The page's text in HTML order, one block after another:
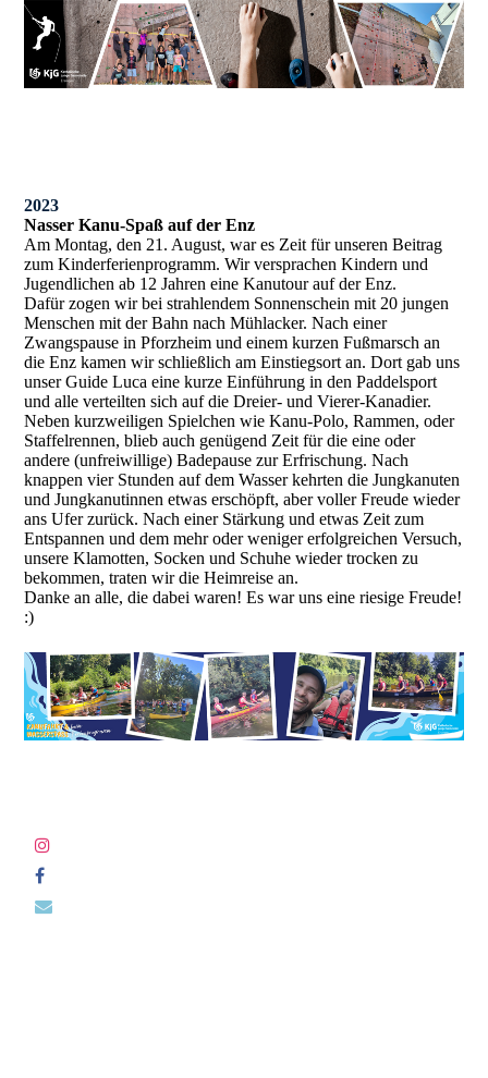
2023
Nasser Kanu-Spaß auf der Enz
Am Montag, den 21. August, war es Zeit für unseren Beitrag
zum Kinderferienprogramm. Wir versprachen Kindern und
Jugendlichen ab 12 Jahren eine Kanutour auf der Enz.
Dafür zogen wir bei strahlendem Sonnenschein mit 20 jungen
Menschen mit der Bahn nach Mühlacker. Nach einer
Zwangspause in Pforzheim und einem kurzen Fußmarsch an
die Enz kamen wir schließlich am Einstiegsort an. Dort gab uns
unser Guide Luca eine kurze Einführung in den Paddelsport
und alle verteilten sich auf die Dreier- und Vierer-Kanadier.
Neben kurzweiligen Spielchen wie Kanu-Polo, Rammen, oder
Staffelrennen, blieb auch genügend Zeit für die eine oder
andere (unfreiwillige) Badepause zur Erfrischung. Nach
knappen vier Stunden auf dem Wasser kehrten die Jungkanuten
und Jungkanutinnen etwas erschöpft, aber voller Freude wieder
ans Ufer zurück. Nach einer Stärkung und etwas Zeit zum
Entspannen und dem mehr oder weniger erfolgreichen Versuch,
unsere Klamotten, Socken und Schuhe wieder trocken zu
bekommen, traten wir die Heimreise an.
Danke an alle, die dabei waren! Es war uns eine riesige Freude!
:)